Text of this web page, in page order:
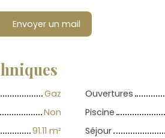
Envoyer un mail
Gaz Ouvertures
Non Piscine
91.11m² Séjour